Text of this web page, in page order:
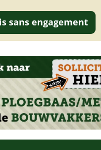
sans engagement